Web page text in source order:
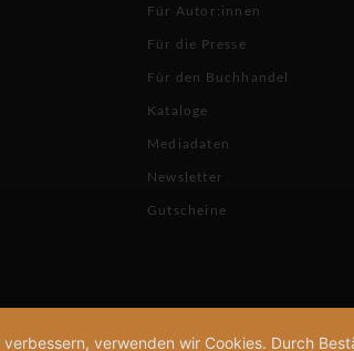
Für Autor:innen
Für die Presse
Für den Buchhandel
Kataloge
Mediadaten
Newsletter
Gutscheine
verwenden wir Cookies. Durch